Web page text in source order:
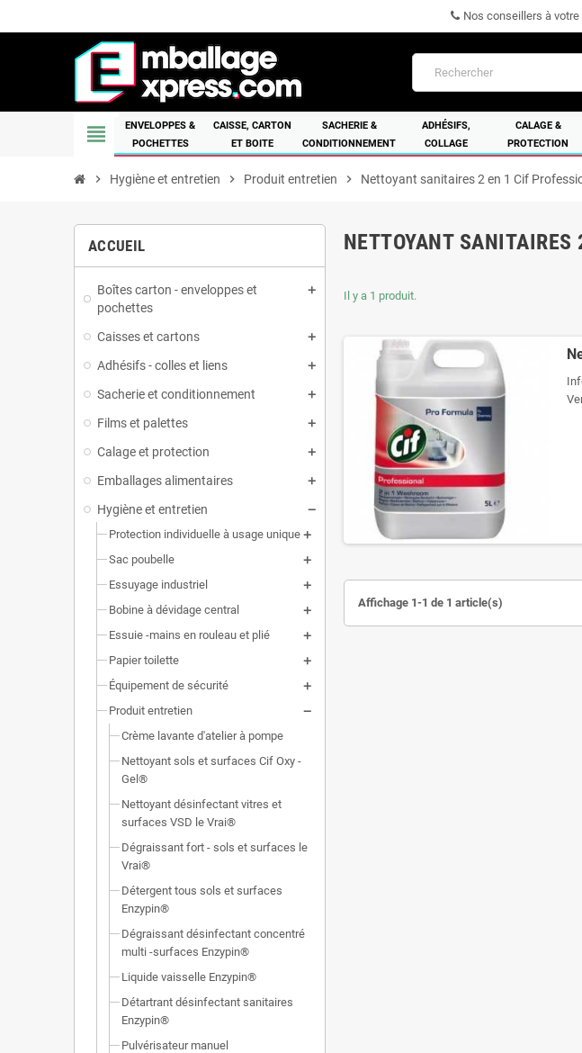
Nos conseillers à
view_headline
ENVELOPPES &
POCHETTES
CAISSE, CARTON
ET BOITE
SACHERIE &
CONDITIONNEMENT
ADHÉSIFS,
COLLAGE
CALAGE &
PROTECTION
chevron_right Hygiène et entretien chevron_right Produit entretien chevron_right Nettoyant sanitaires 2 en 1 Cif
ACCUEIL
Boîtes carton - enveloppes et
pochettes
Caisses et cartons
Adhésifs - colles et liens
Sacherie et conditionnement
Films et palettes
Calage et protection
Emballages alimentaires
Hygiène et entretien
Protection individuelle à usage unique
Sac poubelle
Essuyage industriel
Bobine à dévidage central
Essuie -mains en rouleau et plié
Papier toilette
Équipement de sécurité
Produit entretien
Crème lavante d'atelier à pompe
Nettoyant sols et surfaces Cif Oxy -
Gel®
Nettoyant désinfectant vitres et
surfaces VSD le Vrai®
Dégraissant fort - sols et surfaces le
Vrai®
Détergent tous sols et surfaces
Enzypin®
Dégraissant désinfectant concentré
multi -surfaces Enzypin®
Liquide vaisselle Enzypin®
Détartrant désinfectant sanitaires
Enzypin®
Pulvérisateur manuel
NETTOYANT
Il y a 1 produit.
Affichage 1-1 de 1 article(s)